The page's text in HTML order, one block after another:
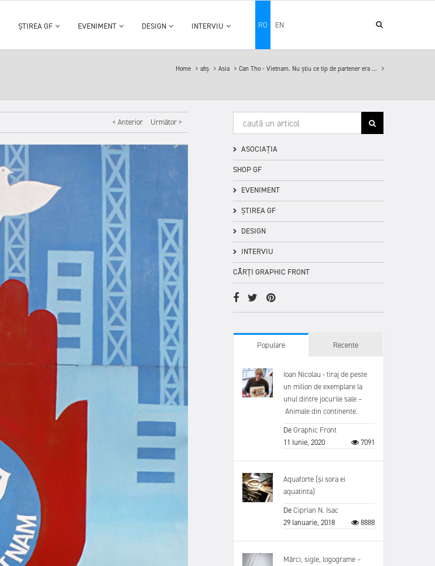
ȘTIREA GF EVENIMENT DESIGN INTERVIU RO EN
Home afiș Asia Can Tho - Vietnam. Nu știu ce tip de partener era ...
< Anterior Următor >
ASOCIAȚIA
SHOP GF
EVENIMENT
ȘTIREA GF
DESIGN
INTERVIU
CĂRȚI GRAPHIC FRONT
Populare Recente
Ioan Nicolau - tiraj de peste
un milion de exemplare la
unul dintre jocurile sale –
Animale din continente.
DeGraphic Front
11 Iunie, 2020
7091
Aquaforte (și sora ei
aquatinta)
DeCiprian N. Isac
29 Ianuarie, 2018
8888
Mărci, sigle, logograme –